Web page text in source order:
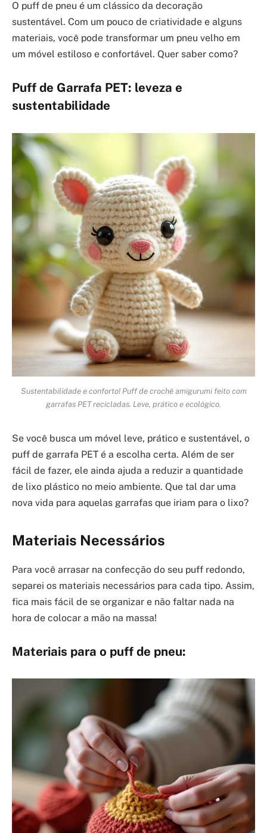
O puff de pneu é um clássico da decoração
sustentável. Com um pouco de criatividade e alguns
materiais, você pode transformar um pneu velho em
um móvel estiloso e confortável. Quer saber como?
Puff de Garrafa PET: leveza e
sustentabilidade
Sustentabilidade e conforto! Puff de crochê amigurumi feito com
garrafas PET recicladas. Leve, prático e ecológico.
Se você busca um móvel leve, prático e sustentável, o
puff de garrafa PET é a escolha certa. Além de ser
fácil de fazer, ele ainda ajuda a reduzir a quantidade
de lixo plástico no meio ambiente. Que tal dar uma
nova vida para aquelas garrafas que iriam para o lixo?
Materiais Necessários
Para você arrasar na confecção do seu puff redondo,
separei os materiais necessários para cada tipo. Assim,
fica mais fácil de se organizar e não faltar nada na
hora de colocar a mão na massa!
Materiais para o puff de pneu: